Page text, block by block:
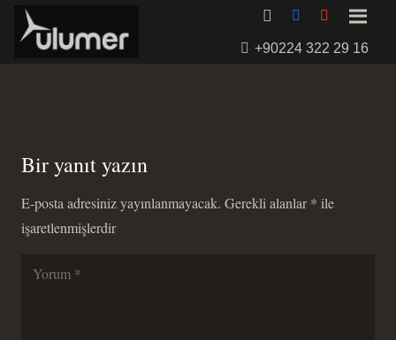
+90224 322 29 16
Bir yanıt yazın
E-posta adresiniz yayınlanmayacak. Gerekli alanlar* ile
işaretlenmişlerdir